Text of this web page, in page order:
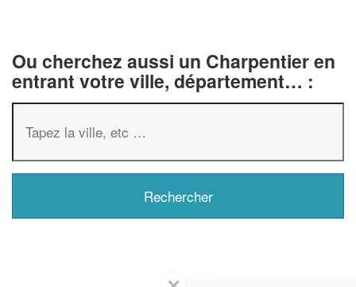
Ou cherchez aussi un Charpentier en
entrant votre ville, département… :